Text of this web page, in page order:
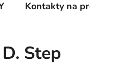
Kontakty na prodejny
Step